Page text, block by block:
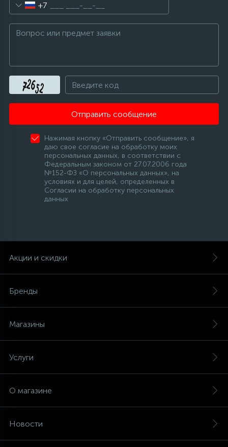
+7
Отправить сообщение
Нажимая кнопку «Отправить сообщение», я
даю свое согласие на обработку моих
персональных данных, в соответствии с
Федеральным законом от 27.07.2006 года
№152-ФЗ «О персональных данных», на
условиях и для целей, определенных в
Согласии на обработку персональных
данных
Акции и скидки
Бренды
Магазины
Услуги
О магазине
Новости